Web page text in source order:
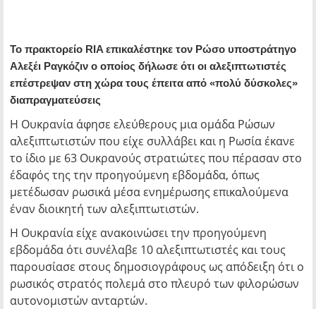
Το πρακτορείο RIA επικαλέστηκε τον Ρώσο υποστράτηγο
Αλεξέι Ραγκόζιν ο οποίος δήλωσε ότι οι αλεξιπτωτιστές
επέστρεψαν στη χώρα τους έπειτα από «πολύ δύσκολες»
διαπραγματεύσεις
Η Ουκρανία άφησε ελεύθερους μια ομάδα Ρώσων
αλεξιπτωτιστών που είχε συλλάβει και η Ρωσία έκανε
το ίδιο με 63 Ουκρανούς στρατιώτες που πέρασαν στο
έδαφός της την προηγούμενη εβδομάδα, όπως
μετέδωσαν ρωσικά μέσα ενημέρωσης επικαλούμενα
έναν διοικητή των αλεξιπτωτιστών.
Η Ουκρανία είχε ανακοινώσει την προηγούμενη
εβδομάδα ότι συνέλαβε 10 αλεξιπτωτιστές και τους
παρουσίασε στους δημοσιογράφους ως απόδειξη ότι ο
ρωσικός στρατός πολεμά στο πλευρό των φιλορώσων
αυτονομιστών ανταρτών.